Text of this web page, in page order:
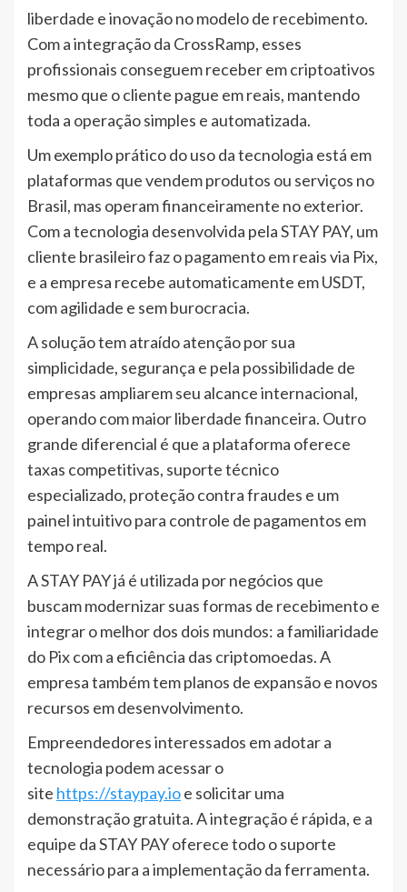
liberdade e inovação no modelo de recebimento.
Com a integração da CrossRamp, esses
profissionais conseguem receber em criptoativos
mesmo que o cliente pague em reais, mantendo
toda a operação simples e automatizada.
Um exemplo prático do uso da tecnologia está em
plataformas que vendem produtos ou serviços no
Brasil, mas operam financeiramente no exterior.
Com a tecnologia desenvolvida pela STAY PAY, um
cliente brasileiro faz o pagamento em reais via Pix,
e a empresa recebe automaticamente em USDT,
com agilidade e sem burocracia.
A solução tem atraído atenção por sua
simplicidade, segurança e pela possibilidade de
empresas ampliarem seu alcance internacional,
operando com maior liberdade financeira. Outro
grande diferencial é que a plataforma oferece
taxas competitivas, suporte técnico
especializado, proteção contra fraudes e um
painel intuitivo para controle de pagamentos em
tempo real.
A STAY PAY já é utilizada por negócios que
buscam modernizar suas formas de recebimento e
integrar o melhor dos dois mundos: a familiaridade
do Pix com a eficiência das criptomoedas. A
empresa também tem planos de expansão e novos
recursos em desenvolvimento.
Empreendedores interessados em adotar a
tecnologia podem acessar o
site https://staypay.ioe solicitar uma
demonstração gratuita. A integração é rápida, e a
equipe da STAY PAY oferece todo o suporte
necessário para a implementação da ferramenta.